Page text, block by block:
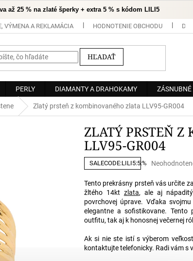
až 25 % na zlaté šperky + extra 5 % s kódom LILI5
VÝMENA A REKLAMÁCIA HODNOTENIE OBCHODU
HĽADAŤ
PERLY DIAMANTY A DRAHOKAMY
Zlatý prsteň z kombinovaného zlata LLV95-GR004
ZLATÝ PRSTEŇ
LLV95-GR004
SALECODE:LILI5:5:%
Priemerné
produktu
je
0,0
z
5
Tento prekrásny prsteň vás určite
žltého 14kt zlata, ale aj
povrchovej úprave. Vďaka
elegantne a sofistikovane.
outfitu, tak aj k honosnej večernej
Ak si nie ste istí s výberom
kontaktujte telefonicky. Radi vám s